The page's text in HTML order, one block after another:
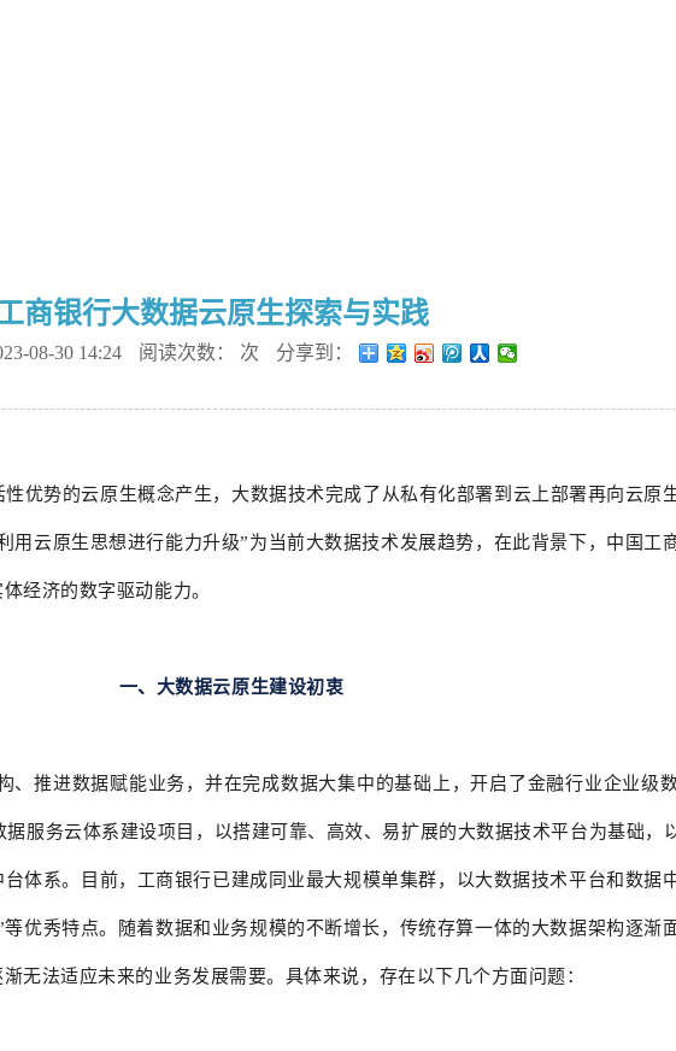
商银行大数据云原生探索与实践
08-30 14:24 阅读次数： 次 分享到：
优势的云原生概念产生，大数据技术完成了从私有化部署到云上部署再向云原
云原生思想进行能力升级”为当前大数据技术发展趋势，在此背景下，中国工
经济的数字驱动能力。
一、大数据云原生建设初衷
、推进数据赋能业务，并在完成数据大集中的基础上，开启了金融行业企业级
服务云体系建设项目，以搭建可靠、高效、易扩展的大数据技术平台为基础，
体系。目前，工商银行已建成同业最大规模单集群，以大数据技术平台和数据
优秀特点。随着数据和业务规模的不断增长，传统存算一体的大数据架构逐渐
无法适应未来的业务发展需要。具体来说，存在以下几个方面问题：